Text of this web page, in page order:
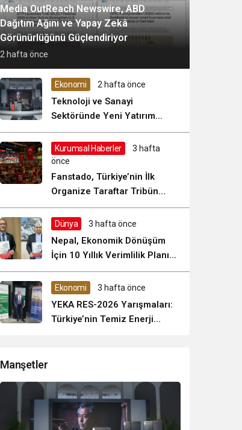
Gece Modu
Gece modunu seçin.
Sistem Modu
Sistem modunu seçin.
Media OutReach Newswire, ABD
Dağıtım Ağını ve Yapay Zekâ
Görünürlüğünü Güçlendiriyor
2 hafta önce
Ekonomi 2 hafta önce
Teknoloji ve Sanayi
Sektöründe Yeni Yatırım
Dönemi Başladı
Kurumsal Haberler
3 hafta
önce
Fanstado, Türkiye’nin İlk
Organize Taraftar Tribün
Ağını Kuruyor: İşletmeler İçin
Başvurular Açıldı
Dünya 3 hafta önce
Nepal, Ekonomik Dönüşüm
İçin 10 Yıllık Verimlilik Planını
Uygulamaya Koyuyor mu?
Ekonomi 3 hafta önce
YEKA RES-2026 Yarışmaları:
Türkiye’nin Temiz Enerji
Manşetler